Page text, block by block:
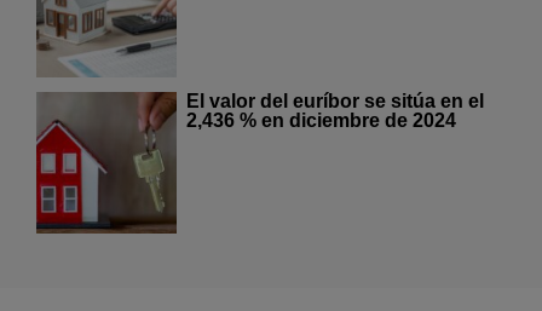
El valor del euríbor se sitúa en el
2,436 % en diciembre de 2024